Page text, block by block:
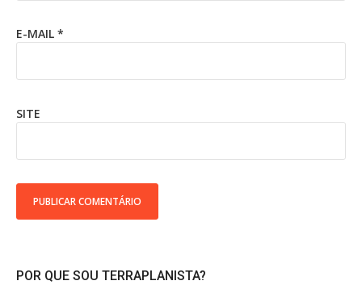
E-MAIL *
SITE
POR QUE SOU TERRAPLANISTA?